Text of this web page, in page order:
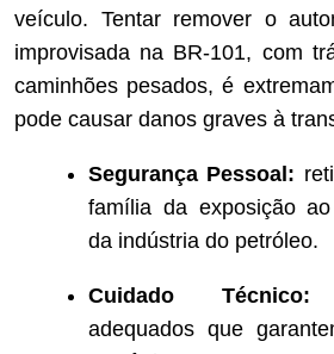
veículo. Tentar remover o
improvisada na BR-101, com
caminhões pesados, é
pode causar danos graves à
Segurança Pessoal:
família da exposição
da indústria do petróleo.
Cuidado Técnico:
adequados que